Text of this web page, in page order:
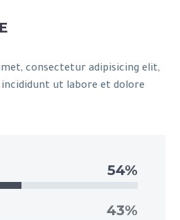
consectetur adipisicing elit,
ut labore et dolore
54%
43%